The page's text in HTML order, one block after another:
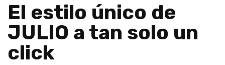
El estilo único de
JULIO a tan solo un
click